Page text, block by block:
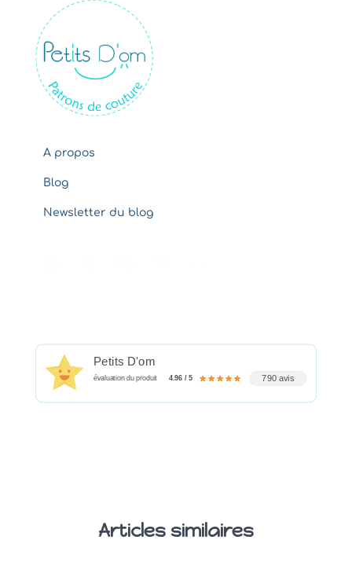
v
e
s
A propos
Blog
Newsletter du blog
Petits D'om
évaluation du produit 4.96 / 5 790 avis
Articles similaires